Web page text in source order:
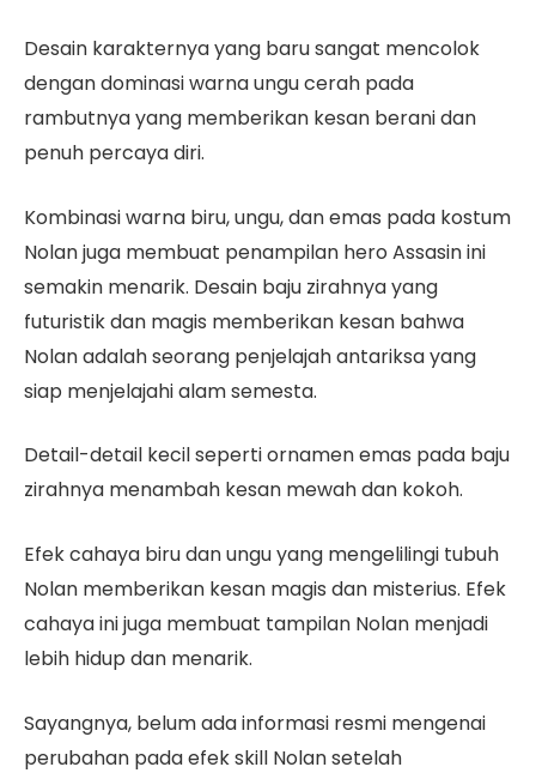
Desain karakternya yang baru sangat mencolok
dengan dominasi warna ungu cerah pada
rambutnya yang memberikan kesan berani dan
penuh percaya diri.
Kombinasi warna biru, ungu, dan emas pada kostum
Nolan juga membuat penampilan hero Assasin ini
semakin menarik. Desain baju zirahnya yang
futuristik dan magis memberikan kesan bahwa
Nolan adalah seorang penjelajah antariksa yang
siap menjelajahi alam semesta.
Detail-detail kecil seperti ornamen emas pada baju
zirahnya menambah kesan mewah dan kokoh.
Efek cahaya biru dan ungu yang mengelilingi tubuh
Nolan memberikan kesan magis dan misterius. Efek
cahaya ini juga membuat tampilan Nolan menjadi
lebih hidup dan menarik.
Sayangnya, belum ada informasi resmi mengenai
perubahan pada efek skill Nolan setelah